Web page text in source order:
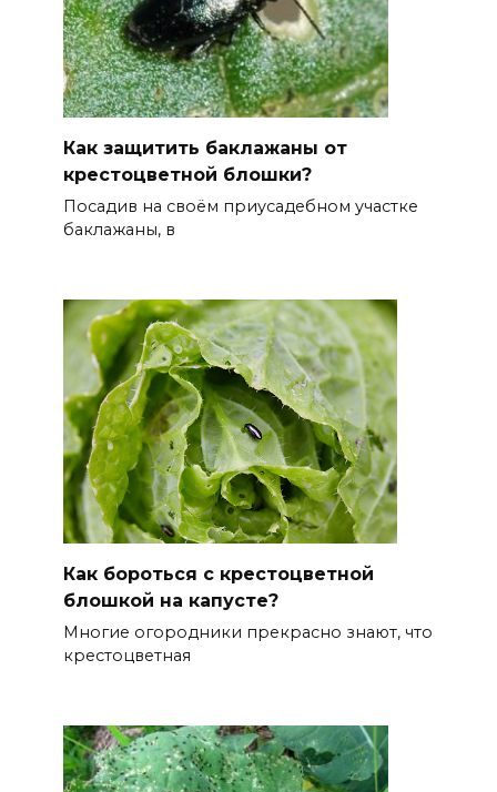
Как защитить баклажаны от
крестоцветной блошки?
Посадив на своём приусадебном участке
баклажаны, в
Как бороться с крестоцветной
блошкой на капусте?
Многие огородники прекрасно знают, что
крестоцветная